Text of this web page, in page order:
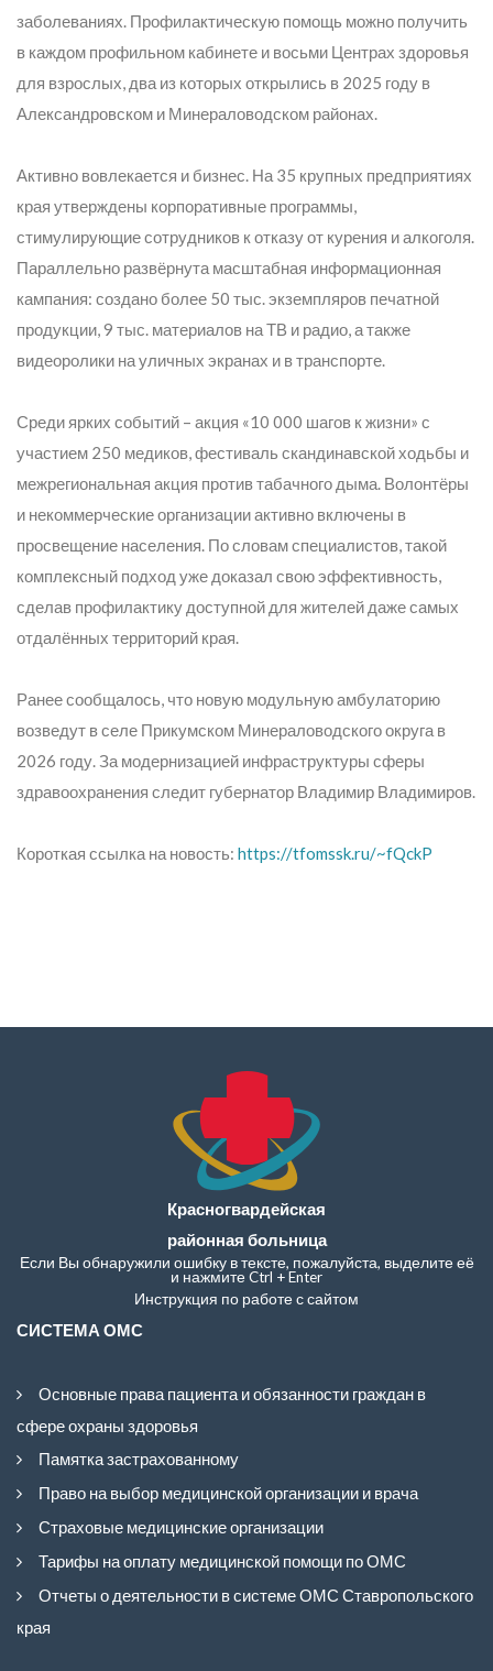
заболеваниях. Профилактическую помощь можно получить
в каждом профильном кабинете и восьми Центрах здоровья
для взрослых, два из которых открылись в 2025 году в
Александровском и Минераловодском районах.
Активно вовлекается и бизнес. На 35 крупных предприятиях
края утверждены корпоративные программы,
стимулирующие сотрудников к отказу от курения и алкоголя.
Параллельно развёрнута масштабная информационная
кампания: создано более 50 тыс. экземпляров печатной
продукции, 9 тыс. материалов на ТВ и радио, а также
видеоролики на уличных экранах и в транспорте.
Среди ярких событий – акция «10 000 шагов к жизни» с
участием 250 медиков, фестиваль скандинавской ходьбы и
межрегиональная акция против табачного дыма. Волонтёры
и некоммерческие организации активно включены в
просвещение населения. По словам специалистов, такой
комплексный подход уже доказал свою эффективность,
сделав профилактику доступной для жителей даже самых
отдалённых территорий края.
Ранее сообщалось, что новую модульную амбулаторию
возведут в селе Прикумском Минераловодского округа в
2026 году. За модернизацией инфраструктуры сферы
здравоохранения следит губернатор Владимир Владимиров.
Короткая ссылка на новость: https://tfomssk.ru/~fQckP
Красногвардейская
районная больница
Если Вы обнаружили ошибку в тексте, пожалуйста, выделите её
и нажмите Ctrl + Enter
Инструкция по работе с сайтом
СИСТЕМА ОМС
Основные права пациента и обязанности граждан в
сфере охраны здоровья
Памятка застрахованному
Право на выбор медицинской организации и врача
Страховые медицинские организации
Тарифы на оплату медицинской помощи по ОМС
Отчеты о деятельности в системе ОМС Ставропольского
края